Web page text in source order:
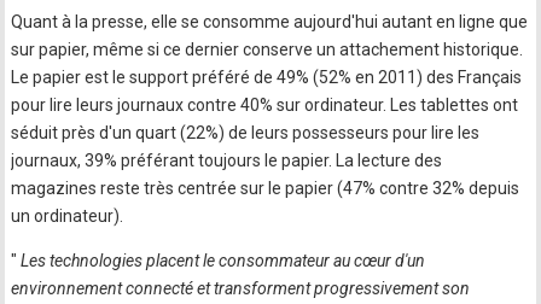
Quant à la presse, elle se consomme aujourd'hui autant en ligne que
sur papier, même si ce dernier conserve un attachement historique.
Le papier est le support préféré de 49% (52% en 2011) des Français
pour lire leurs journaux contre 40% sur ordinateur. Les tablettes ont
séduit près d'un quart (22%) de leurs possesseurs pour lire les
journaux, 39% préférant toujours le papier. La lecture des
magazines reste très centrée sur le papier (47% contre 32% depuis
un ordinateur).
" Les technologies placent le consommateur au cœur d'un
environnement connecté et transforment progressivement son